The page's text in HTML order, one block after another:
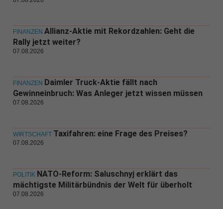
FINANZEN Allianz-Aktie mit Rekordzahlen: Geht die
Rally jetzt weiter?
07.08.2026
FINANZEN Daimler Truck-Aktie fällt nach
Gewinneinbruch: Was Anleger jetzt wissen müssen
07.08.2026
WIRTSCHAFT Taxifahren: eine Frage des Preises?
07.08.2026
POLITIK NATO-Reform: Saluschnyj erklärt das
mächtigste Militärbündnis der Welt für überholt
07.08.2026